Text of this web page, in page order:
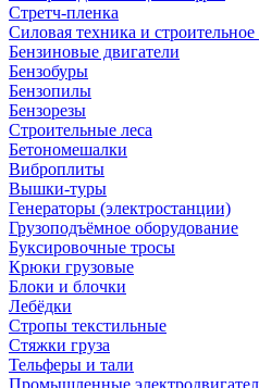
Стретч-пленка
Силовая техника и
Бензиновые двигатели
Бензобуры
Бензопилы
Бензорезы
Строительные леса
Бетономешалки
Виброплиты
Вышки-туры
Генераторы (электростанции)
Грузоподъёмное оборудование
Буксировочные тросы
Крюки грузовые
Блоки и блочки
Лебёдки
Стропы текстильные
Стяжки груза
Тельферы и тали
Промышленные